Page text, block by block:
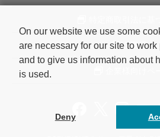
企業理念
On our website we use some
are necessary for our site to work
and to give us information about
is used.
Deny